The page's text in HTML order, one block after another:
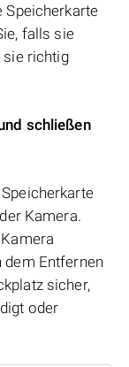
Speicherkarte
falls sie
sie richtig
schließen
Kamera.
dem Entfernen
sicher,
oder